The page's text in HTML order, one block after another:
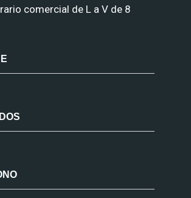
comercial de L a V de 8